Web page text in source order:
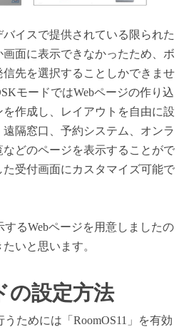
イスで提供されている限られた
面に表示できなかったため、ボ
先を選択することしかできませ
モードではWebページの作り込
作成し、レイアウトを自由に設
隔窓口、予約システム、オンラ
どのページを表示することがで
受付画面にカスタマイズ可能で
るWebページを用意しましたの
いと思います。
の設定方法
ためには「RoomOS11」を有効